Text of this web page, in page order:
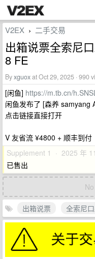
V2EX › 二手交易
出箱说票全索尼
8 FE
Byxguoxat Oct 29, 2025 · 990
[闲鱼] https://m.tb.cn/
闲鱼发布了 [森养 samyang
点击链接直接打开
V 友省流 ¥4800 + 顺丰到付
Supplement 1 · 2025 年
已售出
出箱说票 全索尼